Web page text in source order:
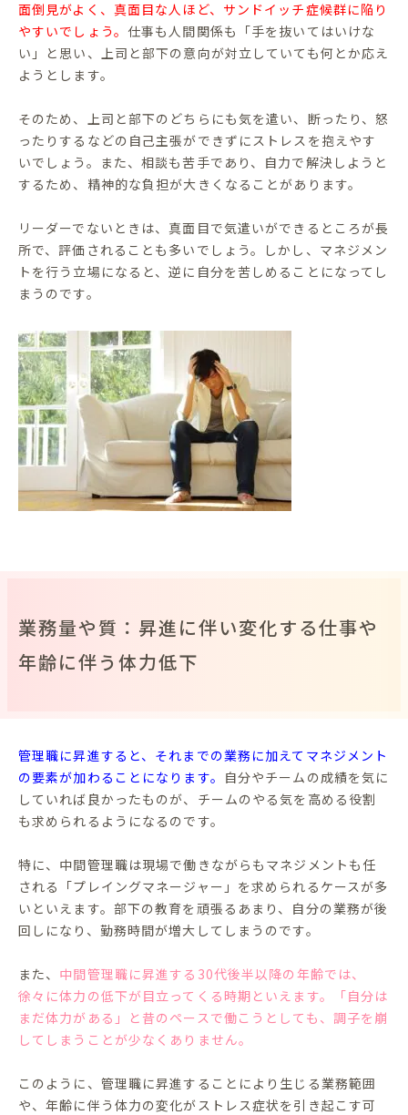
面倒見がよく、真面目な人ほど、サンドイッチ症候群に陥り
やすいでしょう。 仕事も人間関係も「手を抜いてはいけな
い」と思い、上司と部下の意向が対立していても何とか応え
ようとします。
そのため、上司と部下のどちらにも気を遣い、断ったり、怒
ったりするなどの自己主張ができずにストレスを抱えやす
いでしょう。また、相談も苦手であり、自力で解決しようと
するため、精神的な負担が大きくなることがあります。
リーダーでないときは、真面目で気遣いができるところが長
所で、評価されることも多いでしょう。しかし、マネジメン
トを行う立場になると、逆に自分を苦しめることになってし
まうのです。
業務量や質：昇進に伴い変化する仕事や
年齢に伴う体力低下
管理職に昇進すると、それまでの業務に加えてマネジメント
の要素が加わることになります。 自分やチームの成績を気に
していれば良かったものが、チームのやる気を高める役割
も求められるようになるのです。
特に、中間管理職は現場で働きながらもマネジメントも任
される「プレイングマネージャー」を求められるケースが多
いといえます。部下の教育を頑張るあまり、自分の業務が後
回しになり、勤務時間が増大してしまうのです。
また、 中間管理職に昇進する30代後半以降の年齢では、
徐々に体力の低下が目立ってくる時期といえます。「自分は
まだ体力がある」と昔のペースで働こうとしても、調子を崩
してしまうことが少なくありません。
このように、管理職に昇進することにより生じる業務範囲
や、年齢に伴う体力の変化がストレス症状を引き起こす可